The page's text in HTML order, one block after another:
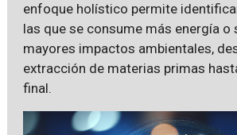
enfoque holístico permite
las que se consume más energía o
mayores impactos ambientales,
extracción de materias primas
final.